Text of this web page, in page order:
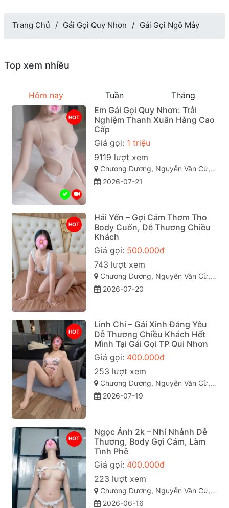
Trang Chủ Gái Gọi Quy Nhơn Gái Gọi Ngô Mây
Top xem nhiều
Hôm nay Tuần Tháng
HOT
Em Gái Gọi Quy Nhơn: Trải
Nghiệm Thanh Xuân Hàng Cao
Cấp
Giá gọi: 1 triệu
9119 lượt xem
Chương Dương, Nguyễn Văn Cừ, Quy Nhơn, Bình Định
2026-07-21
HOT
Hải Yến – Gợi Cảm Thơm Tho
Body Cuốn, Dễ Thương Chiều
Khách
Giá gọi: 500.000đ
743 lượt xem
Chương Dương, Nguyễn Văn Cừ, Quy Nhơn, Bình Định
2026-07-20
HOT
Linh Chi – Gái Xinh Đáng Yêu
Dễ Thương Chiều Khách Hết
Mình Tại Gái Gọi TP Qui Nhơn
Giá gọi: 400.000đ
253 lượt xem
Chương Dương, Nguyễn Văn Cừ, TP Quy Nhơn
2026-07-19
HOT
Ngọc Ánh 2k – Nhí Nhảnh Dễ
Thương, Body Gợi Cảm, Làm
Tình Phê
Giá gọi: 400.000đ
223 lượt xem
Chương Dương, Nguyễn Văn Cừ, TP Quy Nhơn
2026-06-16